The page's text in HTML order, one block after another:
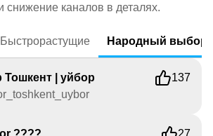
снижение каналов в деталях.
Быстрорастущие Народный выбор
Тошкент | уйбор
137
????
27